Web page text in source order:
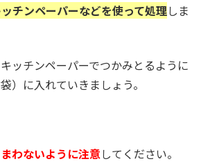
チンペーパーなどを使って処理しま
ッチンペーパーでつかみとるように
）に入れていきましょう。
わないように注意してください。